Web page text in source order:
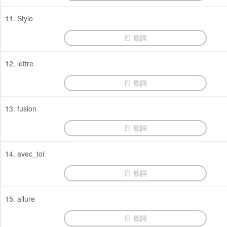
11. Stylo
歌詞
12. lettre
歌詞
13. fusion
歌詞
14. avec_toi
歌詞
15. allure
歌詞